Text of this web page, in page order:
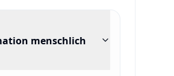
menschlich